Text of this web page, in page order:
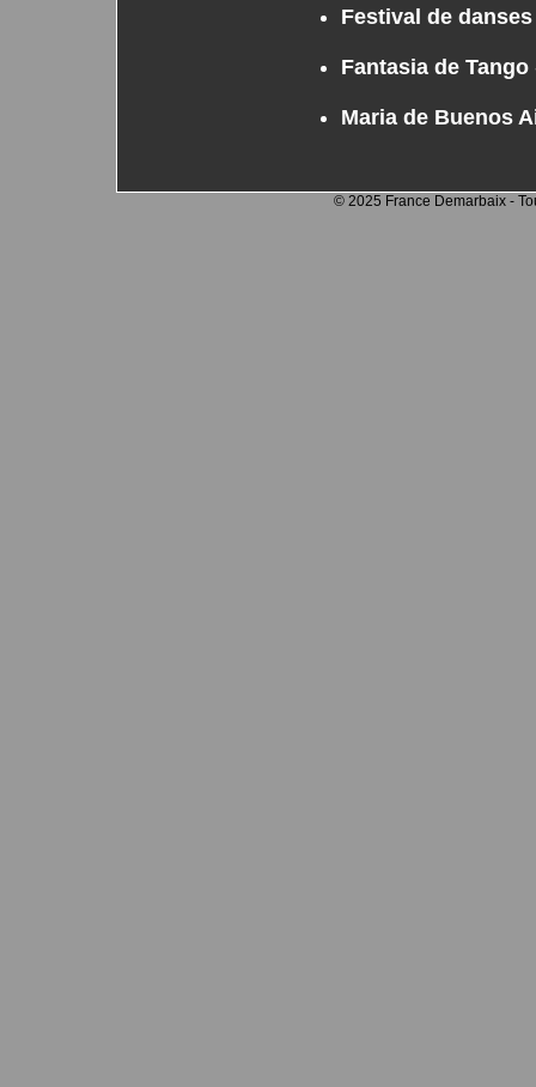
Festival de
Fantasia de Tango
Maria de Buenos
© 2025 France Demarbaix -